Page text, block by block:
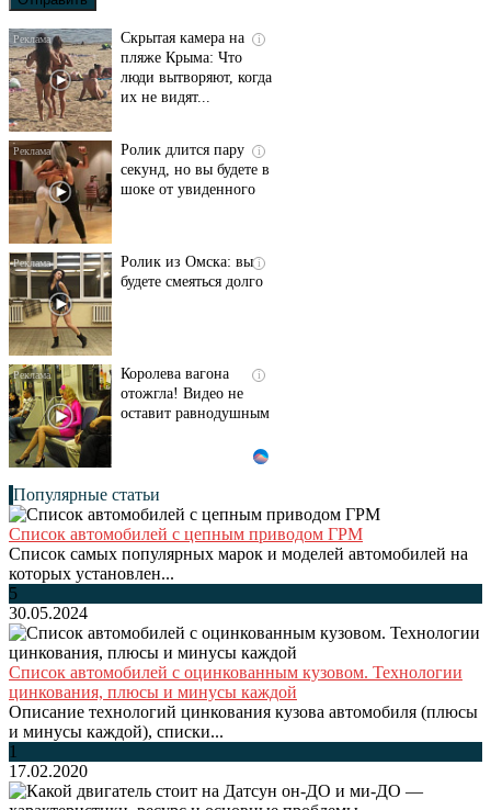
i
Скрытая камера на
пляже Крыма: Что
люди вытворяют, когда
их не видят...
i
Ролик длится пару
секунд, но вы будете в
шоке от увиденного
i
Ролик из Омска: вы
будете смеяться долго
i
Королева вагона
отожгла! Видео не
оставит равнодушным
Популярные статьи
Список автомобилей с цепным приводом ГРМ
Список самых популярных марок и моделей автомобилей на
которых установлен...
5
30.05.2024
Список автомобилей с оцинкованным кузовом. Технологии
цинкования, плюсы и минусы каждой
Описание технологий цинкования кузова автомобиля (плюсы
и минусы каждой), списки...
1
17.02.2020